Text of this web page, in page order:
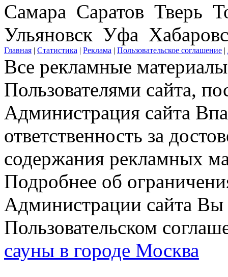
Самара Саратов Тверь
Ульяновск Уфа
Главная | Статистика | Реклама | Пользовательское соглашение |
Все рекламные
Пользователями сайта,
Администрация сайта
ответственность за
содержания рекламных
Подробнее об
Администрации сайта Вы
Пользовательском
сауны в городе Москва